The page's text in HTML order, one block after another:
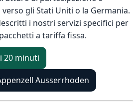
gli Stati Uniti o la Germania.
i nostri servizi specifici per
a tariffa fissa.
20 minuti
Ausserrhoden